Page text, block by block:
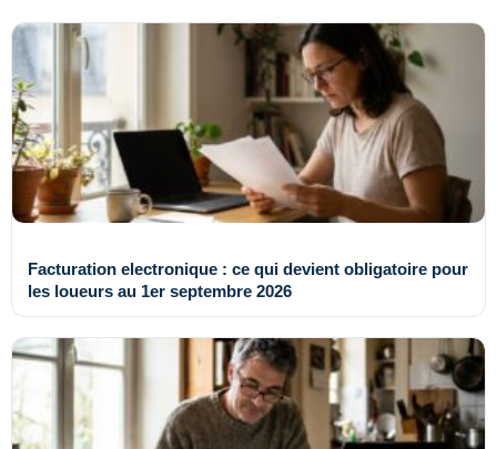
Facturation electronique : ce qui devient obligatoire pour
les loueurs au 1er septembre 2026